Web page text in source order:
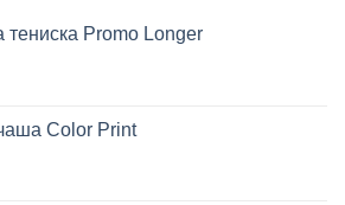
тениска Promo Longer
Color Print